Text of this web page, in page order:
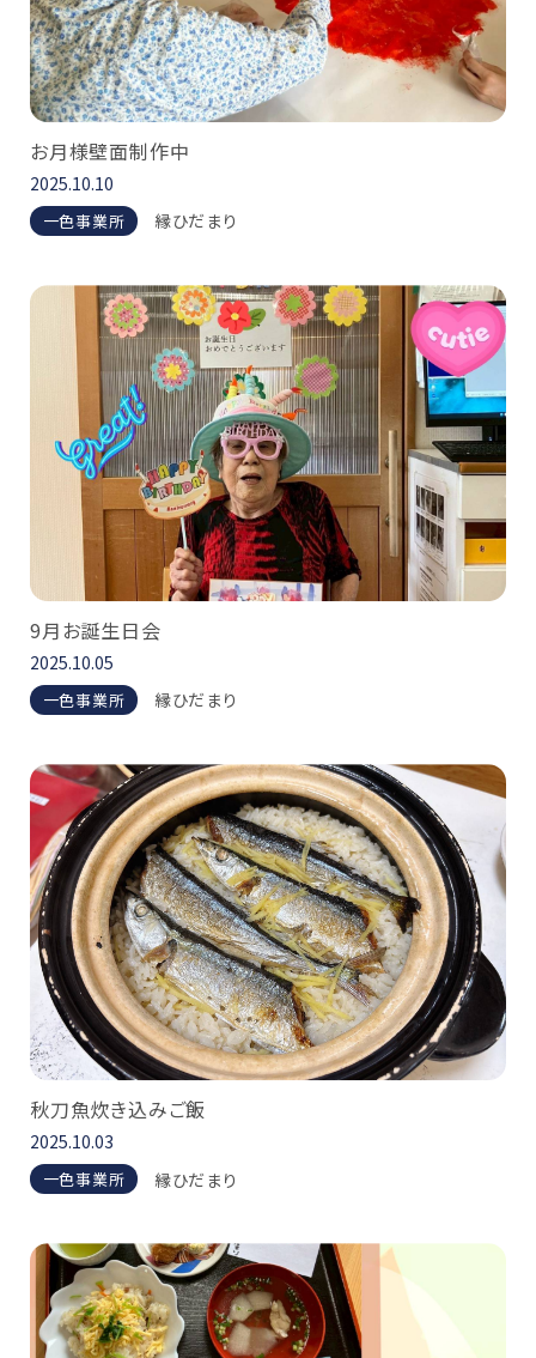
お月様壁面制作中
2025.10.10
一色事業所 縁ひだまり
9月お誕生日会
2025.10.05
一色事業所 縁ひだまり
秋刀魚炊き込みご飯
2025.10.03
一色事業所 縁ひだまり